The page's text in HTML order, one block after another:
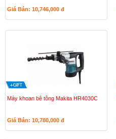
Giá Bán: 10,746,000 đ
Máy khoan bê tông Makita HR4030C
Giá Bán: 10,780,000 đ